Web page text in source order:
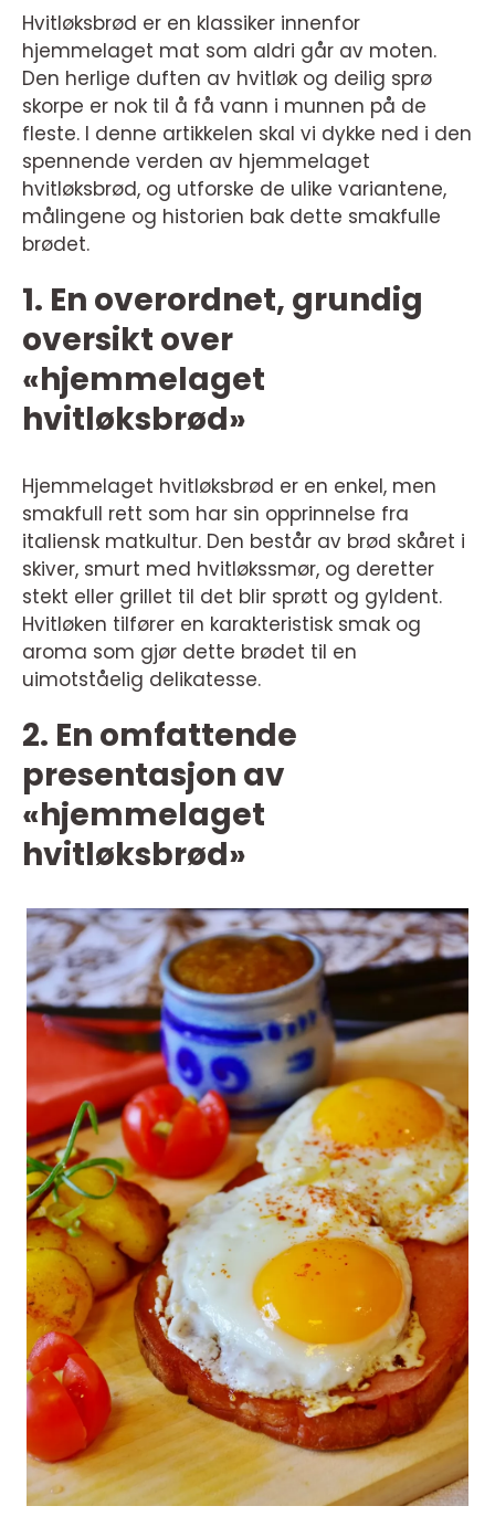
Hvitløksbrød er en klassiker innenfor
hjemmelaget mat som aldri går av moten.
Den herlige duften av hvitløk og deilig sprø
skorpe er nok til å få vann i munnen på de
fleste. I denne artikkelen skal vi dykke ned i den
spennende verden av hjemmelaget
hvitløksbrød, og utforske de ulike variantene,
målingene og historien bak dette smakfulle
brødet.
1. En overordnet, grundig
oversikt over
«hjemmelaget
hvitløksbrød»
Hjemmelaget hvitløksbrød er en enkel, men
smakfull rett som har sin opprinnelse fra
italiensk matkultur. Den består av brød skåret i
skiver, smurt med hvitløkssmør, og deretter
stekt eller grillet til det blir sprøtt og gyldent.
Hvitløken tilfører en karakteristisk smak og
aroma som gjør dette brødet til en
uimotståelig delikatesse.
2. En omfattende
presentasjon av
«hjemmelaget
hvitløksbrød»